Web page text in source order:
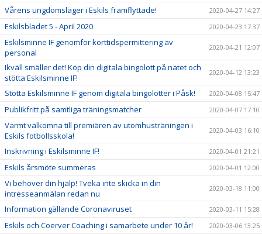
Vårens ungdomsläger i Eskils framflyttade! 2020-04-27 14:27
Eskilsbladet 5 - April 2020 2020-04-23 17:37
Eskilsminne IF genomför korttidspermittering av
personal
2020-04-21 12:07
Ikväll smäller det! Köp din digitala bingolott på nätet och
stötta Eskilsminne IF!
2020-04-12 13:23
Stötta Eskilsminne IF genom digitala bingolotter i Påsk! 2020-04-08 15:47
Publikfritt på samtliga träningsmatcher 2020-04-07 17:10
Varmt välkomna till premiären av utomhusträningen i
Eskils fotbollsskola!
2020-04-03 16:10
Inskrivning i Eskilsminne IF! 2020-04-01 21:21
Eskils årsmöte summeras 2020-04-01 12:00
Vi behöver din hjälp! Tveka inte skicka in din
intresseanmälan redan nu
2020-03-18 11:00
Information gällande Coronaviruset 2020-03-11 15:28
Eskils och Coerver Coaching i samarbete under 10 år! 2020-03-06 13:25